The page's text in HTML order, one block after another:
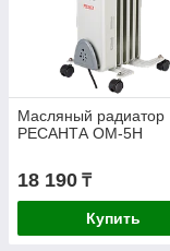
Масляный радиатор
РЕСАНТА ОМ-5Н
18 190 ₸
Купить